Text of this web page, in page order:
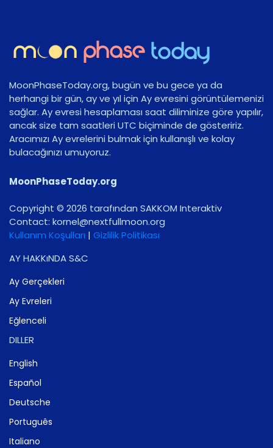
MoonPhaseToday.org, bugün ve bu gece ya da
herhangi bir gün, ay ve yıl için Ay evresini görüntülemenizi
sağlar. Ay evresi hesaplaması saat diliminize göre yapılır,
ancak size tam saatleri UTC biçiminde de gösteririz.
Aracımızı Ay evrelerini bulmak için kullanışlı ve kolay
bulacağınızı umuyoruz.
MoonPhaseToday.org
Copyright © 2026 tarafından SAKKOM Interaktiv
Contact: gro.noomlluftxen@lenrok
Kullanım Koşulları | Gizlilik Politikası
AY HAKKıNDA S&C
Ay Gerçekleri
Ay Evreleri
Eğlenceli
DILLER
English
Español
Deutsche
Português
Italiano